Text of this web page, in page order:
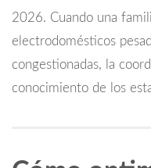
2026. Cuando una
electrodomésticos
congestionadas, la
conocimiento de los